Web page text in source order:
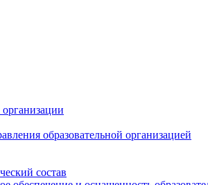
образовательной организацией
состав